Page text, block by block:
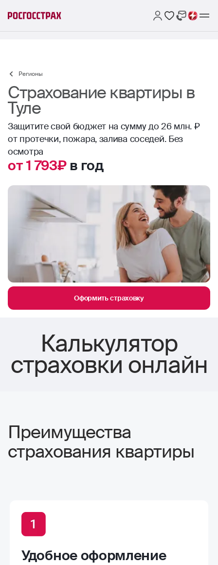
Регионы
Страхование квартиры в
Туле
Защитите свой бюджет на сумму до 26 млн. ₽
от протечки, пожара, залива соседей. Без
осмотра
от 1 793₽в год
Оформить страховку
Калькулятор
страховки онлайн
Преимущества
страхования квартиры
Удобное оформление